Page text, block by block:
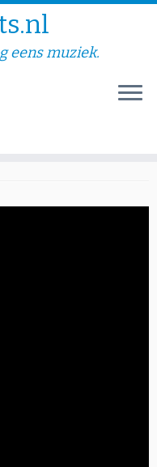
eens muziek.